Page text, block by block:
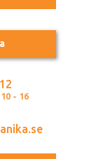
- 16